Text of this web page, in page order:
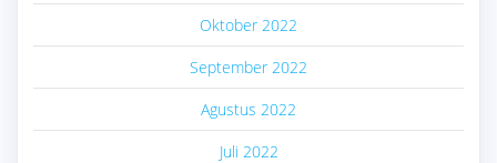
Oktober 2022
September 2022
Agustus 2022
Juli 2022